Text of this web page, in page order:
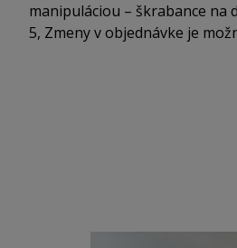
manipuláciou – škrabance na
5, Zmeny v objednávke je